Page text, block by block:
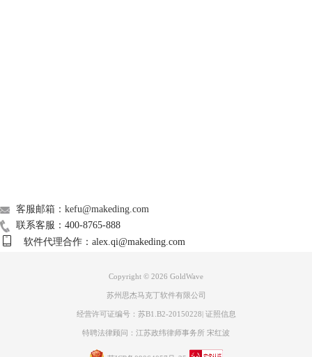
图 4：语音设置
五、将文字保存为音频
客服邮箱：kefu@makeding.com
联系客服：400-8765-888
软件代理合作：alex.qi@makeding.com
Copyright © 2026 GoldWave
苏州思杰马克丁软件有限公司
经营许可证编号：苏B1.B2-20150228| 证照信息
特聘法律顾问：江苏政纬律师事务所 宋红波